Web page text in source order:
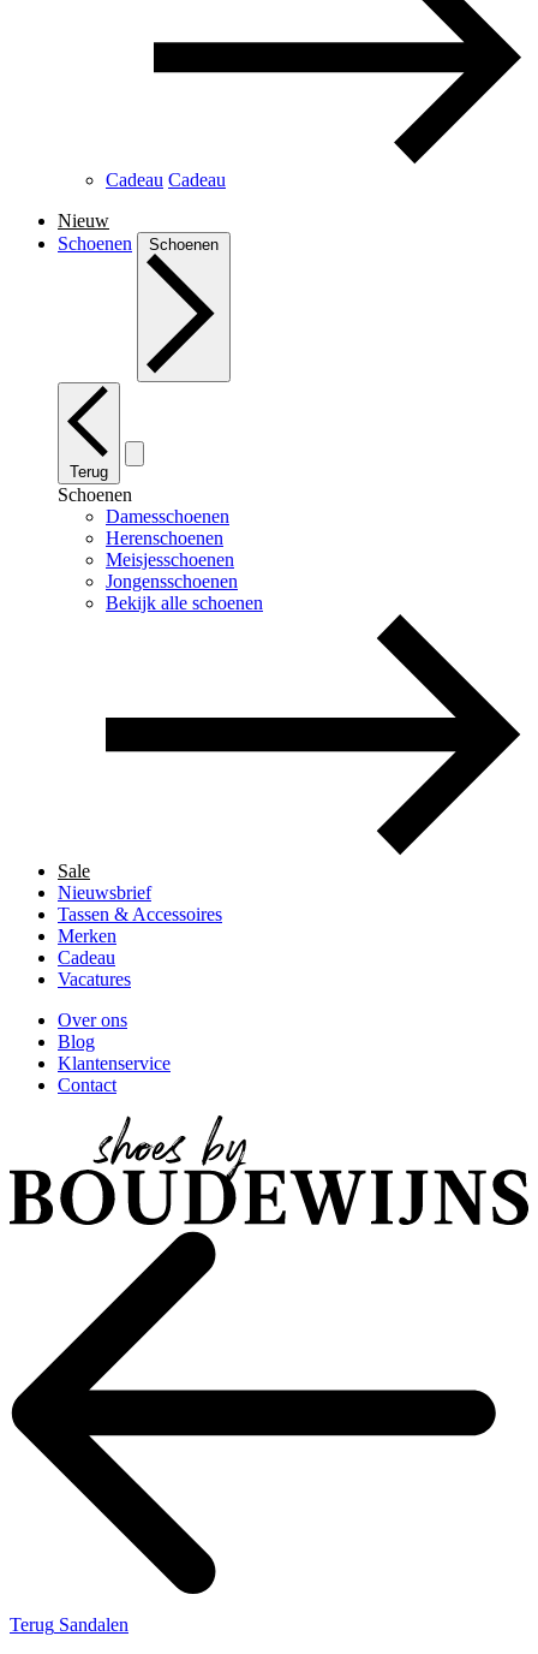
Cadeau Cadeau
Nieuw
Schoenen
Schoenen
Terug
Schoenen
Damesschoenen
Herenschoenen
Meisjesschoenen
Jongensschoenen
Bekijk alle schoenen
Sale
Nieuwsbrief
Tassen & Accessoires
Merken
Cadeau
Vacatures
Over ons
Blog
Klantenservice
Contact
Terug Sandalen